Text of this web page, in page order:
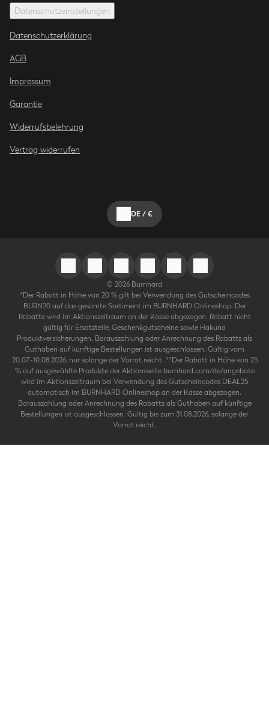
Datenschutzeinstellungen
Datenschutzerklärung
AGB
Impressum
Garantie
Widerrufsbelehrung
Vertrag widerrufen
DE/€
© 2026 Burnhard
*Der Rabatt in Höhe von 20 % gilt bei Verwendung des Gutscheincodes
BURN20 auf das gesamte Sortiment im BURNHARD Onlineshop. Der
Rabatte wird im Aktionszeitraum an der Kasse abgezogen. Rabatt nicht
gültig für Ersatzteile, Geschenkgutscheine sowie Hakuna
Produktversicherungen. Barauszahlung oder Anrechnung des Rabatts als
Guthaben auf künftige Bestellungen ist ausgeschlossen. Gültig vom
20.07.-10.08.2026, nur solange der Vorrat reicht. **Der Rabatt in Höhe von 25
% auf ausgewählte Produkte der Aktionsseite burnhard.com/de/angebote
wird im Aktionszeitraum bei Verwendung des Gutscheincodes DEAL25
automatisch im BURNHARD Onlineshop an der Kasse abgezogen.
Barauszahlung oder Anrechnung des Rabatts als Guthaben auf künftige
Bestellungen ist ausgeschlossen. Gültig bis zum 31.08.2026, solange der
Vorrat reicht.